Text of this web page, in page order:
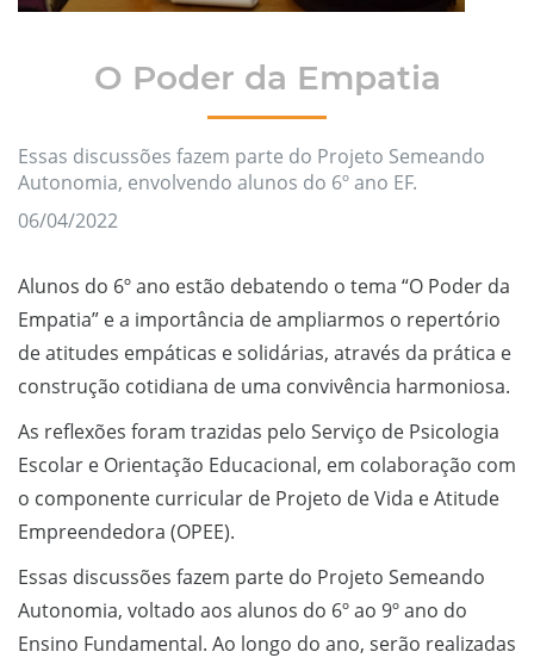
O Poder da Empatia
Essas discussões fazem parte do Projeto Semeando
Autonomia, envolvendo alunos do 6º ano EF.
06/04/2022
Alunos do 6º ano estão debatendo o tema “O Poder da
Empatia” e a importância de ampliarmos o repertório
de atitudes empáticas e solidárias, através da prática e
construção cotidiana de uma convivência harmoniosa.
As reflexões foram trazidas pelo Serviço de Psicologia
Escolar e Orientação Educacional, em colaboração com
o componente curricular de Projeto de Vida e Atitude
Empreendedora (OPEE).
Essas discussões fazem parte do Projeto Semeando
Autonomia, voltado aos alunos do 6º ao 9º ano do
Ensino Fundamental. Ao longo do ano, serão realizadas